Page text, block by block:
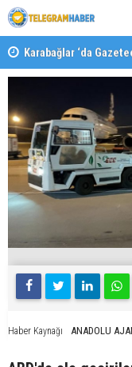
Karabağlar ‘da
Haber Kaynağı ANADOLU